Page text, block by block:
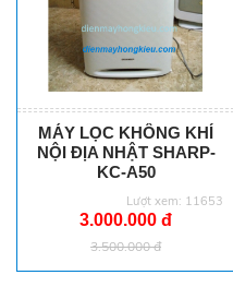
MÁY LỌC KHÔNG KHÍ
NỘI ĐỊA NHẬT SHARP-
KC-A50
Lượt xem: 11653
3.000.000 đ
3.500.000 đ